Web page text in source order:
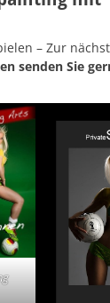
– Zur
senden Sie